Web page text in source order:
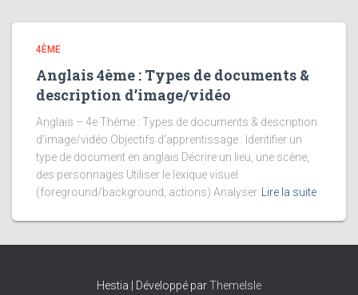
4ÈME
Anglais 4ème : Types de documents &
description d’image/vidéo
Anglais – 4e Thème : Types de documents & description
d’image/vidéo Objectifs d’apprentissage : Identifier un
type de document en anglais Décrire un lieu, une scène,
des personnages Utiliser le lexique visuel
(foreground/background, actions) Analyser Lire la suite
Hestia | Développé parThemeIsle